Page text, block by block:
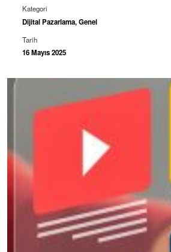
Kategori
Dijital Pazarlama,Genel
Tarih
16 Mayıs 2025